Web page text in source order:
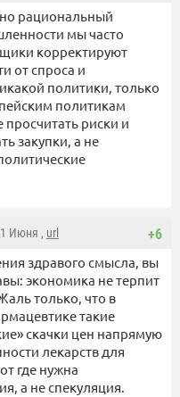
рациональный
мы часто
корректируют
от спроса и
политики, только
политикам
риски и
закупки, а не
+6
Июня , url
здравого смысла, вы
экономика не терпит
только, что в
такие
скачки цен напрямую
лекарств для
где нужна
а не спекуляция.